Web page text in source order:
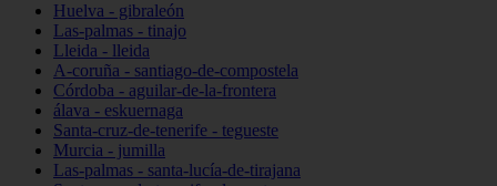
Huelva - gibraleón
Las-palmas - tinajo
Lleida - lleida
A-coruña - santiago-de-compostela
Córdoba - aguilar-de-la-frontera
álava - eskuernaga
Santa-cruz-de-tenerife - tegueste
Murcia - jumilla
Las-palmas - santa-lucía-de-tirajana